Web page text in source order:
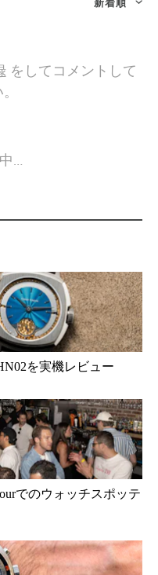
新着順
をしてコメントして
…
を実機レビュー
でのウォッチスポッテ